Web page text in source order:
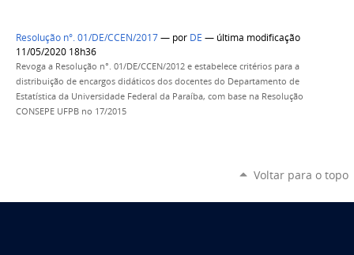
Resolução n°. 01/DE/CCEN/2017— por DE — última modificação
11/05/2020 18h36
Revoga a Resolução n°. 01/DE/CCEN/2012 e estabelece critérios para a
distribuição de encargos didáticos dos docentes do Departamento de
Estatística da Universidade Federal da Paraíba, com base na Resolução
CONSEPE UFPB no 17/2015
Voltar para o topo